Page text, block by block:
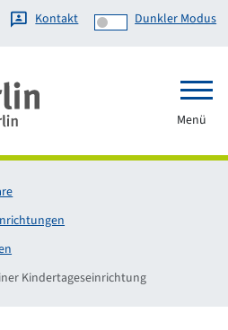
Kontakt Dunkler Modus
Menü
Kindertageseinrichtung